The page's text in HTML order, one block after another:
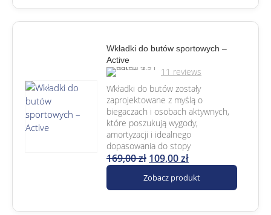
Wkładki do butów sportowych –
Active
11 reviews
Wkładki do butów zostały
zaprojektowane z myślą o
biegaczach i osobach aktywnych,
które poszukują wygody,
amortyzacji i idealnego
dopasowania do stopy
169,00zł 109,00zł
Zobacz produkt